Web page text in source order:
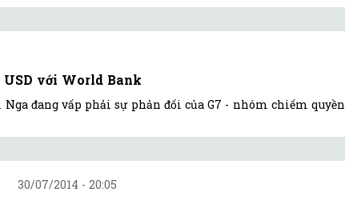
với World Bank
đang vấp phải sự phản đối của G7 - nhóm chiếm quyền
30/07/2014 - 20:05